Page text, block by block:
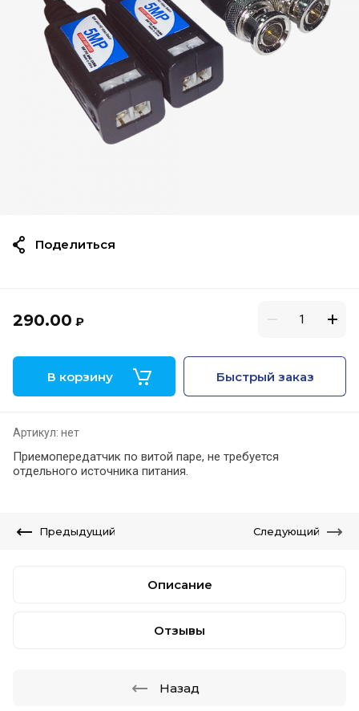
290.00 ₽
В корзину Быстрый заказ
Артикул: нет
Приемопередатчик по витой паре, не требуется
отдельного источника питания.
Поделиться
Предыдущий Следующий
Описание
Отзывы
Назад